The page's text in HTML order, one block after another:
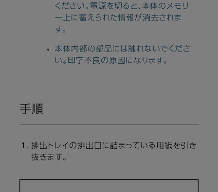
ください。電源を切ると、本体のメモリ
ー上に蓄えられた情報が消去されま
す。
本体内部の部品には触れないでくださ
い。印字不良の原因になります。
手順
排出トレイの排出口に詰まっている用紙を引き
抜きます。